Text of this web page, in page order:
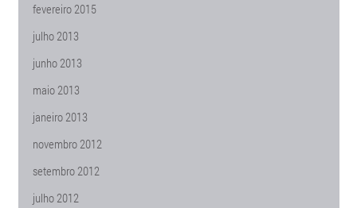
fevereiro 2015
julho 2013
junho 2013
maio 2013
janeiro 2013
novembro 2012
setembro 2012
julho 2012